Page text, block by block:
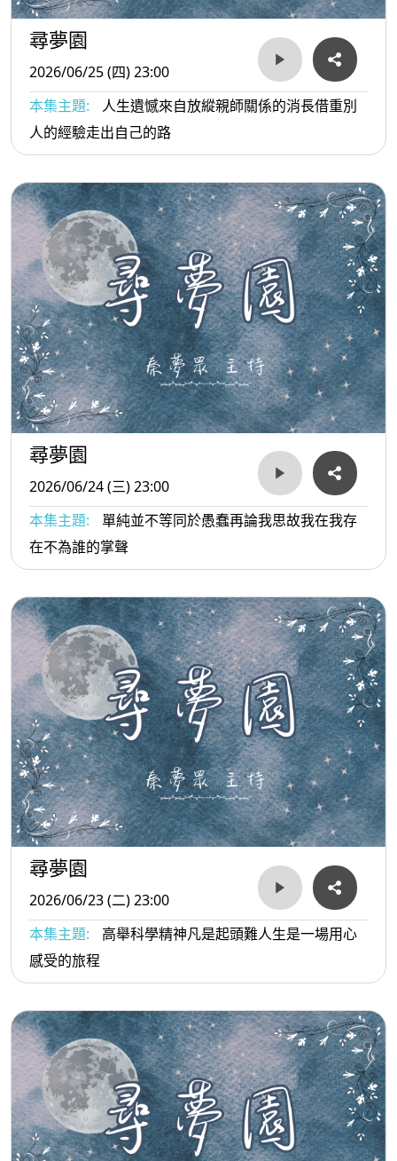
尋夢園
2026/06/25 (四) 23:00
本集主題:
人生遺憾來自放縱親師關係的消長借重別
人的經驗走出自己的路
尋夢園
2026/06/24 (三) 23:00
本集主題:
單純並不等同於愚蠢再論我思故我在我存
在不為誰的掌聲
尋夢園
2026/06/23 (二) 23:00
本集主題:
高舉科學精神凡是起頭難人生是一場用心
感受的旅程